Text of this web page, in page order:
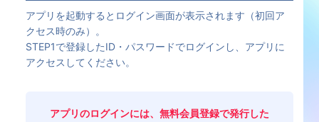
アプリを起動するとログイン画面が表示されます（初回ア
クセス時のみ）。
STEP1で登録したID・パスワードでログインし、アプリに
アクセスしてください。
アプリのログインには、無料会員登録で発行した